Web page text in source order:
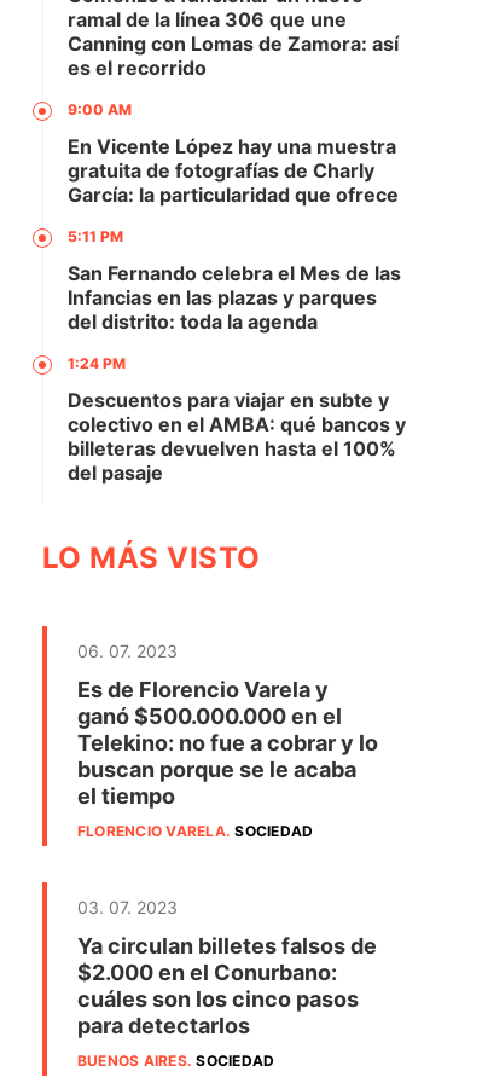
ramal de la línea 306 que une
Canning con Lomas de Zamora: así
es el recorrido
9:00 AM
En Vicente López hay una muestra
gratuita de fotografías de Charly
García: la particularidad que ofrece
5:11 PM
San Fernando celebra el Mes de las
Infancias en las plazas y parques
del distrito: toda la agenda
1:24 PM
Descuentos para viajar en subte y
colectivo en el AMBA: qué bancos y
billeteras devuelven hasta el 100%
del pasaje
LO MÁS VISTO
06. 07. 2023
Es de Florencio Varela y
ganó $500.000.000 en el
Telekino: no fue a cobrar y lo
buscan porque se le acaba
el tiempo
FLORENCIO VARELA.SOCIEDAD
03. 07. 2023
Ya circulan billetes falsos de
$2.000 en el Conurbano:
cuáles son los cinco pasos
para detectarlos
BUENOS AIRES.SOCIEDAD